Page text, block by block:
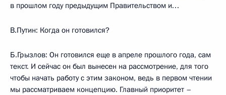
в прошлом году предыдущим Правительством и…
В.Путин: Когда он готовился?
Б.Грызлов: Он готовился еще в апреле прошлого года, сам
текст. И сейчас он был вынесен на рассмотрение, для того
чтобы начать работу с этим законом, ведь в первом чтении
мы рассматриваем концепцию. Главный приоритет –